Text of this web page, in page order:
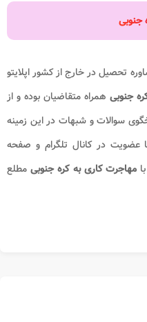
تحصیل در خارج از کشور اپلایتو
جنوبیهمراه متقاضیان بوده و از
سوالات و شبهات در این زمینه
در کانال تلگرام و صفحه
مهاجرت کاری به کره جنوبیمطلع